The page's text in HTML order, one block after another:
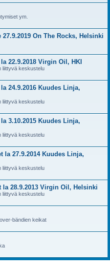
ym.
On The Rocks, Helsinki
22.9.2018 Virgin Oil, HKI
liittyvä keskustelu
24.9.2016 Kuudes Linja,
liittyvä keskustelu
3.10.2015 Kuudes Linja,
liittyvä keskustelu
la 27.9.2014 Kuudes Linja,
liittyvä keskustelu
la 28.9.2013 Virgin Oil, Helsinki
liittyvä keskustelu
bändien keikat